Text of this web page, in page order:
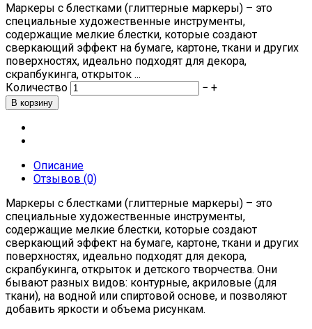
Маркеры с блестками (глиттерные маркеры) – это
специальные художественные инструменты,
содержащие мелкие блестки, которые создают
сверкающий эффект на бумаге, картоне, ткани и других
поверхностях, идеально подходят для декора,
скрапбукинга, открыток ...
Количество
− +
Описание
Отзывов (0)
Маркеры с блестками (глиттерные маркеры) – это
специальные художественные инструменты,
содержащие мелкие блестки, которые создают
сверкающий эффект на бумаге, картоне, ткани и других
поверхностях, идеально подходят для декора,
скрапбукинга, открыток и детского творчества. Они
бывают разных видов: контурные, акриловые (для
ткани), на водной или спиртовой основе, и позволяют
добавить яркости и объема рисункам.